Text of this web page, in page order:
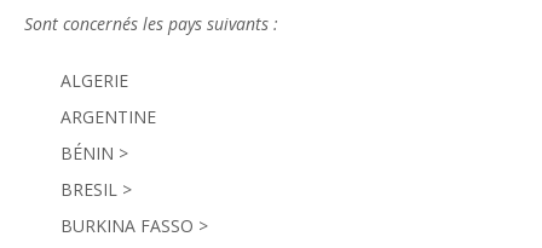
Sont concernés les pays suivants :
ALGERIE
ARGENTINE
BÉNIN >
BRESIL >
BURKINA FASSO >